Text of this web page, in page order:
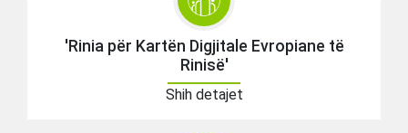
'Rinia për Kartën Digjitale Evropiane të
Rinisë'
Shih detajet